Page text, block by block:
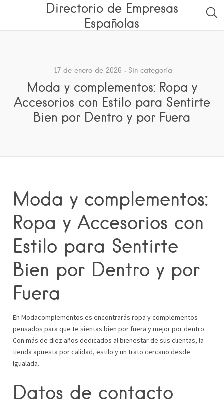
Directorio de Empresas
Españolas
17 de enero de 2026 Sin categoría
Moda y complementos: Ropa y
Accesorios con Estilo para Sentirte
Bien por Dentro y por Fuera
Moda y complementos:
Ropa y Accesorios con
Estilo para Sentirte
Bien por Dentro y por
Fuera
En Modacomplementos.es encontrarás ropa y complementos
pensados para que te sientas bien por fuera y mejor por dentro.
Con más de diez años dedicados al bienestar de sus clientas, la
tienda apuesta por calidad, estilo y un trato cercano desde
Igualada.
Datos de contacto